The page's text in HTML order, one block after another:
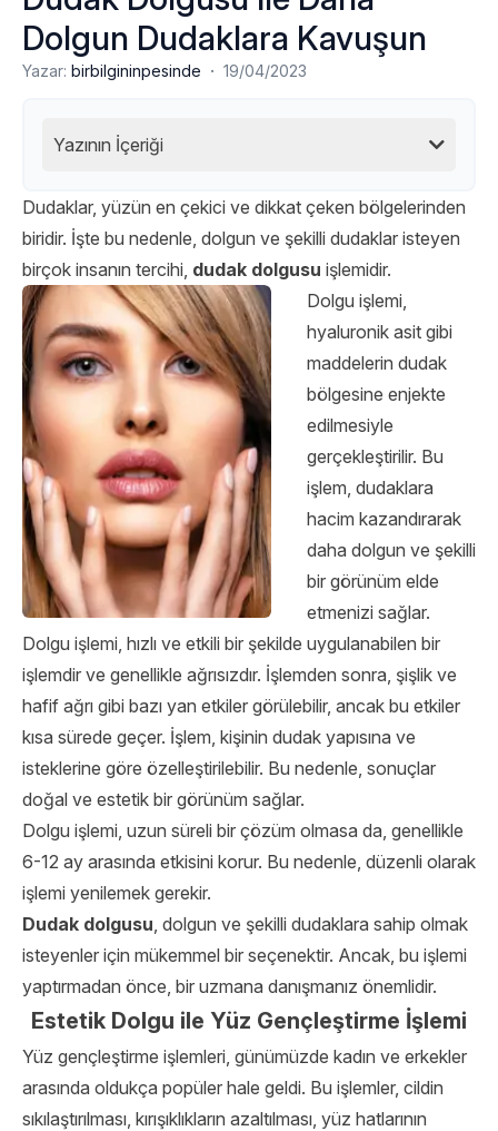
Dolgun Dudaklara Kavuşun
Yazar: birbilgininpesinde · 19/04/2023
Yazının İçeriği
Dudaklar, yüzün en çekici ve dikkat çeken bölgelerinden
biridir. İşte bu nedenle, dolgun ve şekilli dudaklar isteyen
birçok insanın tercihi, dudak dolgusu işlemidir.
Dolgu işlemi,
hyaluronik asit gibi
maddelerin dudak
bölgesine enjekte
edilmesiyle
gerçekleştirilir. Bu
işlem, dudaklara
hacim kazandırarak
daha dolgun ve şekilli
bir görünüm elde
etmenizi sağlar.
Dolgu işlemi, hızlı ve etkili bir şekilde uygulanabilen bir
işlemdir ve genellikle ağrısızdır. İşlemden sonra, şişlik ve
hafif ağrı gibi bazı yan etkiler görülebilir, ancak bu etkiler
kısa sürede geçer. İşlem, kişinin dudak yapısına ve
isteklerine göre özelleştirilebilir. Bu nedenle, sonuçlar
doğal ve estetik bir görünüm sağlar.
Dolgu işlemi, uzun süreli bir çözüm olmasa da, genellikle
6-12 ay arasında etkisini korur. Bu nedenle, düzenli olarak
işlemi yenilemek gerekir.
Dudak dolgusu, dolgun ve şekilli dudaklara sahip olmak
isteyenler için mükemmel bir seçenektir. Ancak, bu işlemi
yaptırmadan önce, bir uzmana danışmanız önemlidir.
Estetik Dolgu ile Yüz Gençleştirme İşlemi
Yüz gençleştirme işlemleri, günümüzde kadın ve erkekler
arasında oldukça popüler hale geldi. Bu işlemler, cildin
sıkılaştırılması, kırışıklıkların azaltılması, yüz hatlarının